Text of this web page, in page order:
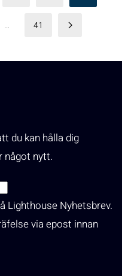
… 41
du kan hålla dig
något nytt.
Lighthouse Nyhetsbrev.
via epost innan